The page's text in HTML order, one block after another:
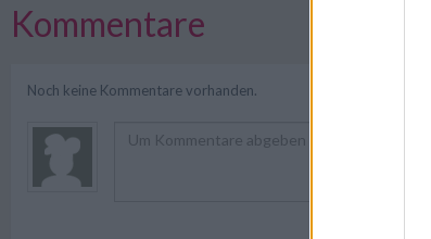
Kommentare
Noch keine Kommentare vorhanden.